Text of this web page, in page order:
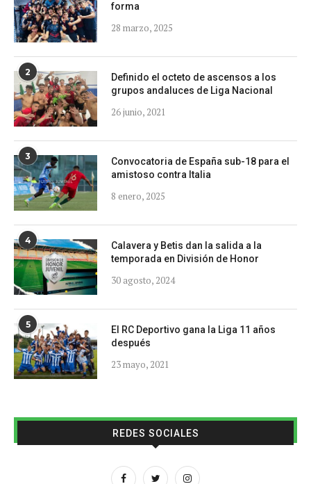
forma
28 marzo, 2025
2
Definido el octeto de ascensos a los
grupos andaluces de Liga Nacional
26 junio, 2021
3
Convocatoria de España sub-18 para el
amistoso contra Italia
8 enero, 2025
4
Calavera y Betis dan la salida a la
temporada en División de Honor
30 agosto, 2024
5
El RC Deportivo gana la Liga 11 años
después
23 mayo, 2021
REDES SOCIALES